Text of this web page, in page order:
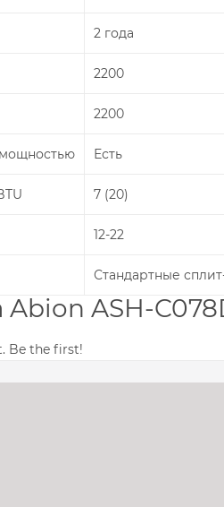
2 года
2200
2200
Есть
7 (20)
12-22
Стандартные
ASH-
Be the first!